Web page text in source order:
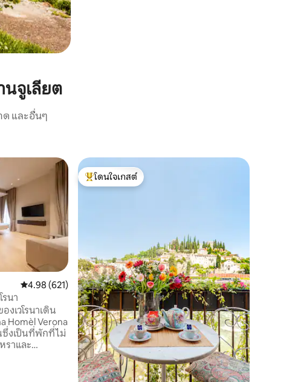
จูเลียต
ด และอื่นๆ
คะแนนเฉลี่ย 4.98 จาก 5, 621 รีวิว
4.98 (621)
รนา
งเวโรนาเดิน
Homèl Verona
ซึ่งเป็นที่พักที่ไม่
ราและ
โดนใจเกสต์ที่สุด
โดนใจเกสต์